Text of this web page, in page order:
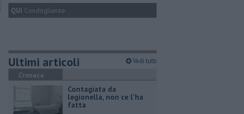
QUI Condoglianze
Ultimi articoli Vedi tutti
Cronaca
Contagiata da
legionella, non ce l'ha
fatta